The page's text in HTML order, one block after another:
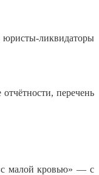
ликвидаторы
перечень
малой кровью» — с